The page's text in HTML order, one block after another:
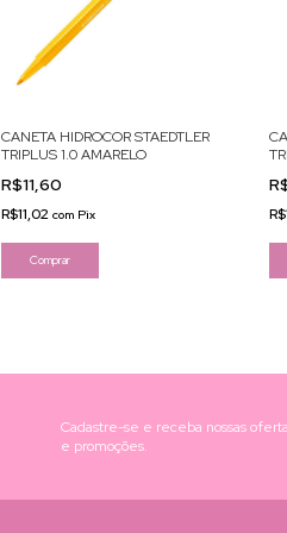
CANETA HIDROCOR STAEDTLER
TRIPLUS 1.0 AMARELO
R$11,60
R$11,02 com Pix
Cadastre-se e receba nossas
e promoções.